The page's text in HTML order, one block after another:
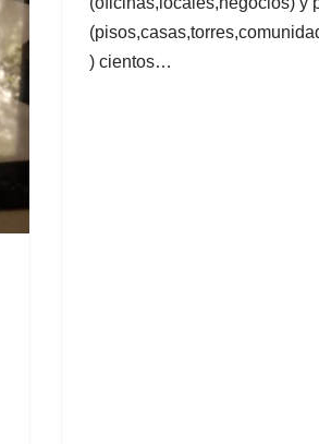
) cientos…